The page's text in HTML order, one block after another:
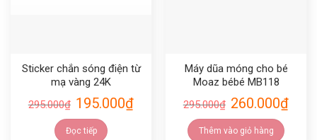
Sticker chắn sóng điện từ
mạ vàng 24K
295.000₫ 195.000₫
Đọc tiếp
Máy dũa móng cho bé
Moaz bébé MB118
295.000₫ 260.000₫
Thêm vào giỏ hàng